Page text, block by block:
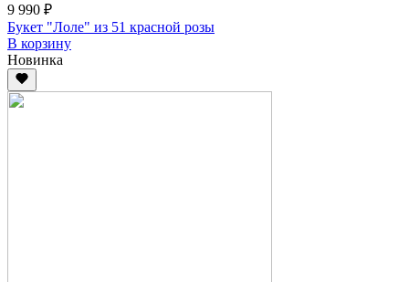
9 990 ₽
Букет "Лоле" из 51 красной розы
В корзину
Новинка